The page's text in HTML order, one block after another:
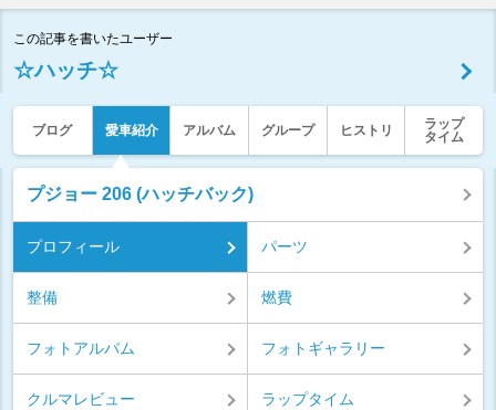
この記事を書いたユーザー
☆ハッチ☆
ブログ 愛車紹介 アルバム グループ ヒストリ
ラップ
タイム
プジョー 206 (ハッチバック)
プロフィール パーツ
整備 燃費
フォトアルバム フォトギャラリー
クルマレビュー ラップタイム